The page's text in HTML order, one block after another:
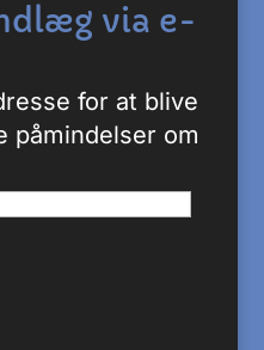
via e-
for at blive
påmindelser om